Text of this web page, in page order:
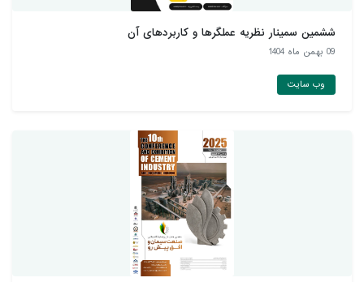
ششمین سمینار نظریه عملگرها و کاربردهای آن
09 بهمن ماه 1404
وب سایت